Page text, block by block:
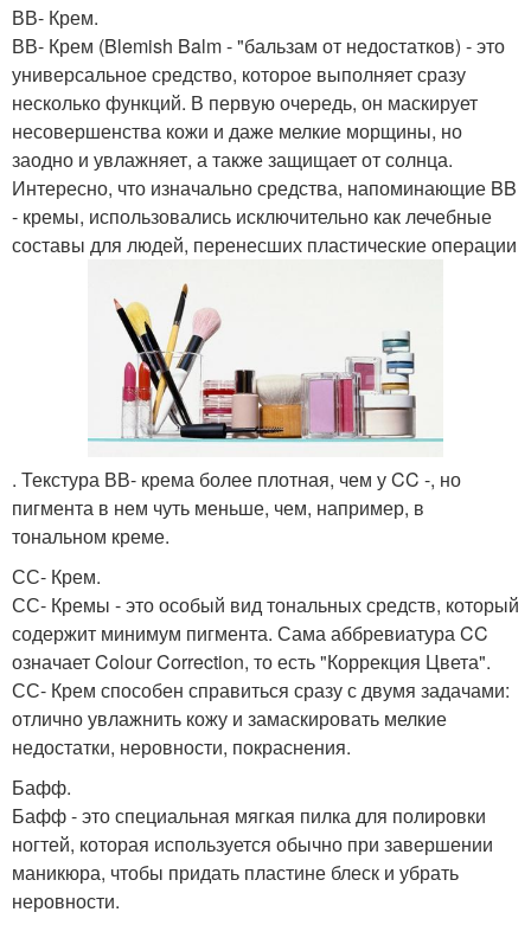
ВВ- Крем.
ВВ- Крем (Blemish Balm - "бальзам от недостатков) - это
универсальное средство, которое выполняет сразу
несколько функций. В первую очередь, он маскирует
несовершенства кожи и даже мелкие морщины, но
заодно и увлажняет, а также защищает от солнца.
Интересно, что изначально средства, напоминающие BB
- кремы, использовались исключительно как лечебные
составы для людей, перенесших пластические операции
. Текстура ВВ- крема более плотная, чем у CC -, но
пигмента в нем чуть меньше, чем, например, в
тональном креме.
СС- Крем.
СС- Кремы - это особый вид тональных средств, который
содержит минимум пигмента. Сама аббревиатура CC
означает Colour Correction, то есть "Коррекция Цвета".
СС- Крем способен справиться сразу с двумя задачами:
отлично увлажнить кожу и замаскировать мелкие
недостатки, неровности, покраснения.
Бафф.
Бафф - это специальная мягкая пилка для полировки
ногтей, которая используется обычно при завершении
маникюра, чтобы придать пластине блеск и убрать
неровности.